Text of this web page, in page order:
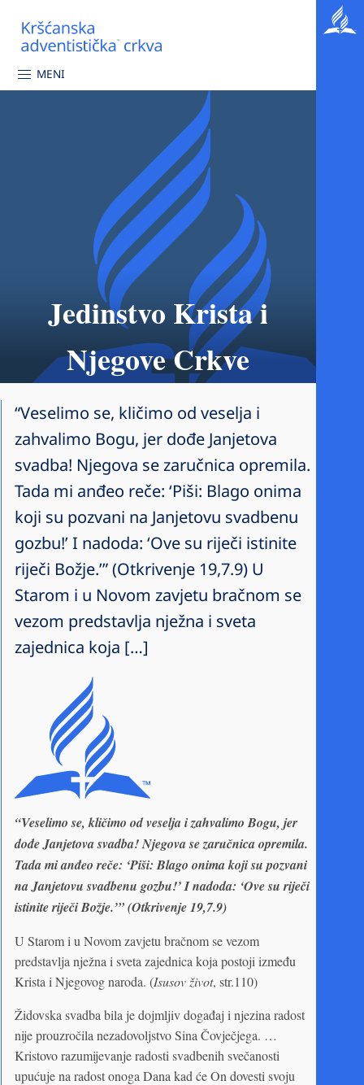
MENI
Jedinstvo Krista i
Njegove Crkve
“Veselimo se, kličimo od veselja i
zahvalimo Bogu, jer dođe Janjetova
svadba! Njegova se zaručnica opremila.
Tada mi anđeo reče: ‘Piši: Blago onima
koji su pozvani na Janjetovu svadbenu
gozbu!’ I nadoda: ‘Ove su riječi istinite
riječi Božje.’” (Otkrivenje 19,7.9) U
Starom i u Novom zavjetu bračnom se
vezom predstavlja nježna i sveta
zajednica koja […]
“Veselimo se, kličimo od veselja i zahvalimo Bogu, jer
dođe Janjetova svadba! Njegova se zaručnica opremila.
Tada mi anđeo reče: ‘Piši: Blago onima koji su pozvani
na Janjetovu svadbenu gozbu!’ I nadoda: ‘Ove su riječi
istinite riječi Božje.’” (Otkrivenje 19,7.9)
U Starom i u Novom zavjetu bračnom se vezom
predstavlja nježna i sveta zajednica koja postoji između
Krista i Njegovog naroda. (Isusov život, str.110)
Židovska svadba bila je dojmljiv događaj i njezina radost
nije prouzročila nezadovoljstvo Sina Čovječjega. …
Kristovo razumijevanje radosti svadbenih svečanosti
upućuje na radost onoga Dana kad će On dovesti svoju